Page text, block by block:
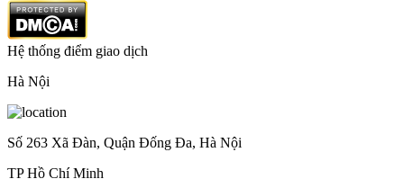
Hệ thống điểm giao dịch
Hà Nội
Số 263 Xã Đàn, Quận Đống Đa, Hà Nội
TP Hồ Chí Minh